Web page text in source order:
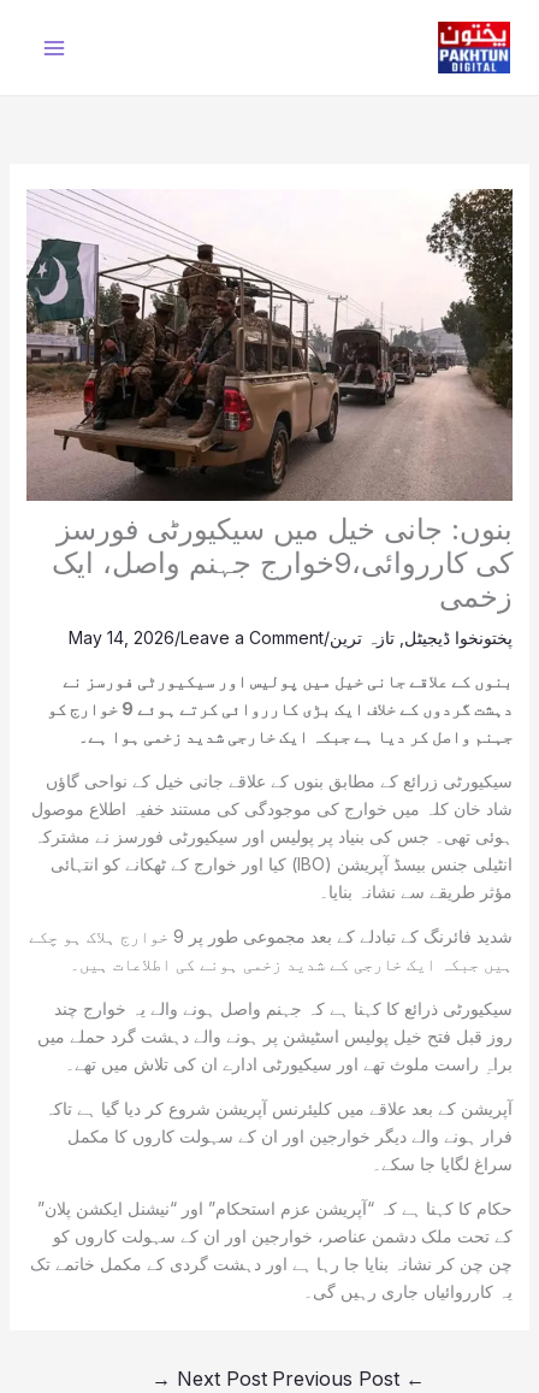
content
بنوں: جانی خیل میں سیکیورٹی فورسز
کی کارروائی،9خوارج جہنم واصل، ایک
زخمی
پختونخوا ڈیجیٹل تازہ ترین/
Leave a Comment
/
May 14, 2026
بنوں کے علاقے جانی خیل میں پولیس اور سیکیورٹی فورسز نے
دہشت گردوں کے خلاف ایک بڑی کارروائی کرتے ہوئے 9 خوارج کو
جہنم واصل کر دیا ہے جبکہ ایک خارجی شدید زخمی ہوا ہے۔
سیکیورٹی زرائع کے مطابق بنوں کے علاقے جانی خیل کے نواحی گاؤں
شاد خان کلہ میں خوارج کی موجودگی کی مستند خفیہ اطلاع موصول
ہوئی تھی۔ جس کی بنیاد پر پولیس اور سیکیورٹی فورسز نے مشترکہ
انٹیلی جنس بیسڈ آپریشن (IBO) کیا اور خوارج کے ٹھکانے کو انتہائی
مؤثر طریقے سے نشانہ بنایا۔
شدید فائرنگ کے تبادلے کے بعد مجموعی طور پر 9 خوارج ہلاک ہو چکے
ہیں جبکہ ایک خارجی کے شدید زخمی ہونے کی اطلاعات ہیں۔
سیکیورٹی ذرائع کا کہنا ہے کہ جہنم واصل ہونے والے یہ خوارج چند
روز قبل فتح خیل پولیس اسٹیشن پر ہونے والے دہشت گرد حملے میں
براہِ راست ملوث تھے اور سیکیورٹی ادارے ان کی تلاش میں تھے۔
آپریشن کے بعد علاقے میں کلیئرنس آپریشن شروع کر دیا گیا ہے تاکہ
فرار ہونے والے دیگر خوارجین اور ان کے سہولت کاروں کا مکمل
سراغ لگایا جا سکے۔
حکام کا کہنا ہے کہ “آپریشن عزم استحکام” اور “نیشنل ایکشن پلان”
کے تحت ملک دشمن عناصر، خوارجین اور ان کے سہولت کاروں کو
چن چن کر نشانہ بنایا جا رہا ہے اور دہشت گردی کے مکمل خاتمے تک
یہ کارروائیاں جاری رہیں گی۔
←
Next Post
→